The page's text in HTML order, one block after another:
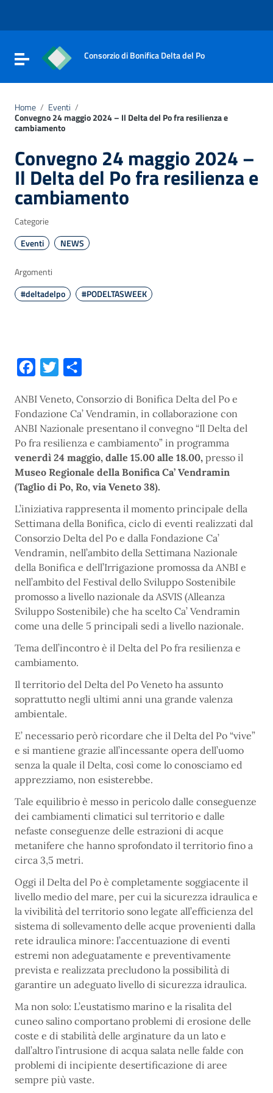
Vai al footer
Attiva / disattiva la navigazione
Consorzio di Bonifica Delta del Po
Home / Eventi /
Convegno 24 maggio 2024 – Il Delta del Po fra resilienza e
cambiamento
Convegno 24 maggio 2024 –
Il Delta del Po fra resilienza e
cambiamento
Categorie
Eventi
NEWS
Argomenti
#deltadelpo
#PODELTASWEEK
Facebook
Twitter
ANBI Veneto, Consorzio di Bonifica Delta del Po e
Fondazione Ca’ Vendramin, in collaborazione con
ANBI Nazionale presentano il convegno “Il Delta del
Po fra resilienza e cambiamento” in programma
venerdì 24 maggio, dalle 15.00 alle 18.00, presso il
Museo Regionale della Bonifica Ca’ Vendramin
(Taglio di Po, Ro, via Veneto 38).
L’iniziativa rappresenta il momento principale della
Settimana della Bonifica, ciclo di eventi realizzati dal
Consorzio Delta del Po e dalla Fondazione Ca’
Vendramin, nell’ambito della Settimana Nazionale
della Bonifica e dell’Irrigazione promossa da ANBI e
nell’ambito del Festival dello Sviluppo Sostenibile
promosso a livello nazionale da ASVIS (Alleanza
Sviluppo Sostenibile) che ha scelto Ca’ Vendramin
come una delle 5 principali sedi a livello nazionale.
Tema dell’incontro è il Delta del Po fra resilienza e
cambiamento.
Il territorio del Delta del Po Veneto ha assunto
soprattutto negli ultimi anni una grande valenza
ambientale.
E’ necessario però ricordare che il Delta del Po “vive”
e si mantiene grazie all’incessante opera dell’uomo
senza la quale il Delta, così come lo conosciamo ed
apprezziamo, non esisterebbe.
Tale equilibrio è messo in pericolo dalle conseguenze
dei cambiamenti climatici sul territorio e dalle
nefaste conseguenze delle estrazioni di acque
metanifere che hanno sprofondato il territorio fino a
circa 3,5 metri.
Oggi il Delta del Po è completamente soggiacente il
livello medio del mare, per cui la sicurezza idraulica e
la vivibilità del territorio sono legate all’efficienza del
sistema di sollevamento delle acque provenienti dalla
rete idraulica minore: l’accentuazione di eventi
estremi non adeguatamente e preventivamente
prevista e realizzata precludono la possibilità di
garantire un adeguato livello di sicurezza idraulica.
Ma non solo: L’eustatismo marino e la risalita del
cuneo salino comportano problemi di erosione delle
coste e di stabilità delle arginature da un lato e
dall’altro l’intrusione di acqua salata nelle falde con
problemi di incipiente desertificazione di aree
sempre più vaste.